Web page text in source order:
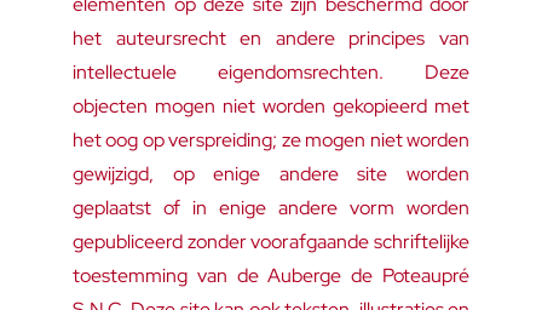
het auteursrecht en andere principes van
intellectuele eigendomsrechten. Deze
objecten mogen niet worden gekopieerd met
het oog op verspreiding; ze mogen niet worden
gewijzigd, op enige andere site worden
geplaatst of in enige andere vorm worden
gepubliceerd zonder voorafgaande schriftelijke
toestemming van de Auberge de Poteaupré